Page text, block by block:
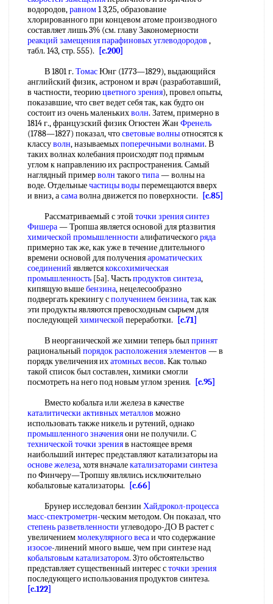
водородов,равном1 3,25, образование
хлорированного при концевом атоме производного
составляет лишь 3% (см. главу Закономерности
реакций замещенияпарафиновых углеводородов ,
табл. 143, стр. 555).
[c.200]
В 1801 г. ТомасЮнг (1773—1829), выдающийся
английский физик, астроном и врач (разработавший,
в частности, теориюцветного зрения), провел опыты,
показавшие, что свет ведет себя так, как будто он
состоит из очень маленькихволн. Затем, примерно в
1814 г., французский физик Огюстен Жан Френель
(1788—1827) показал, чтосветовые волныотносятся к
классуволн, называемыхпоперечными волнами. В
таких волнах колебания происходят под прямым
углом к направлению их распространения. Самый
наглядный примерволн такоготипа— волны на
воде. Отдельныечастицы водыперемещаются вверх
и вниз, асамаволна движется по поверхности.
[c.85]
Рассматриваемый с этой точки зрениясинтез
Фишера— Тропша является основой для ptaзвития
химической промышленности алифатическогоряда
примерно так же, как уже в течение длительного
времени основой для полученияароматических
соединений являетсякоксохимическая
промышленность [5а]. Частьпродуктов синтеза,
кипящую вышебензина, нецелесообразно
подвергать крекингу сполучением бензина, так как
эти продукты являются превосходным сырьем для
последующей химической переработки.
[c.71]
В неорганической же химии теперь былпринят
рациональный порядок расположенияэлементов — в
порядк увеличения ихатомных весов. Как только
такой список был составлен, химики смогли
посмотреть на него под новым углом зрения.
[c.95]
Вместо кобальта или железа в качестве
каталитически активных металлов можно
использовать также никель и рутений, однако
промышленного значенияони не получили. С
технической точки зренияв настоящее время
наибольший интерес представляют катализаторы иа
основе железа, хотя вначалекатализаторами синтеза
по Финчеру—Тропшу являлись исключительно
кобальтовые катализаторы.
[c.66]
Брунер исследовал бензин Хайдрокол-процесса
масс-спектрометрн-ческим методом. Он показал, что
степень разветвленности углеводоро-ДО В растет с
увеличениеммолекулярного весаи что содержание
изосое-линений много выше, чем при синтезе над
кобальтовым катализатором. 3)то обстоятельство
представляет существенный интерес сточки зрения
последующего использования продуктов синтеза.
[c.122]